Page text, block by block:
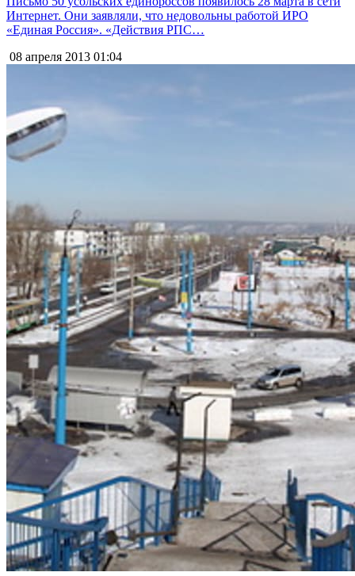
Интернет. Они заявляли, что недовольны работой ИРО
«Единая Россия». «Действия РПС…
08 апреля 2013 01:04